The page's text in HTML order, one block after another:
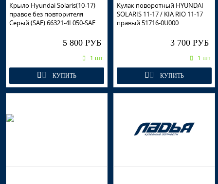
Крыло Hyundai Solaris(10-17)
правое без повторителя
Серый (SAE) 66321-4L050-SAE
5 800 РУБ
1 шт.
КУПИТЬ
Кулак поворотный HYUNDAI
SOLARIS 11-17 / KIA RIO 11-17
правый 51716-0U000
3 700 РУБ
1 шт.
КУПИТЬ